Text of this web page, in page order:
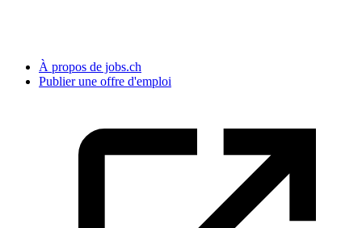
À propos de jobs.ch
Publier une offre d'emploi